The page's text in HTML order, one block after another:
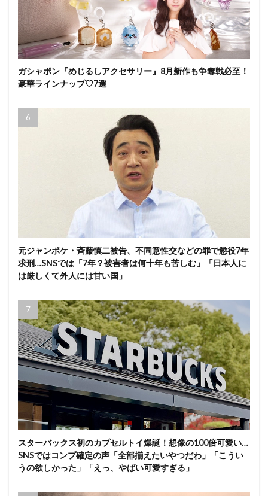
ガシャポン『めじるしアクセサリー』8月新作も争奪戦必至！
豪華ラインナップ♡7選
元ジャンポケ・斉藤慎二被告、不同意性交などの罪で懲役7年
求刑…SNSでは「7年？被害者は何十年も苦しむ」「日本人に
は厳しくて外人には甘い国」
スターバックス初のカプセルトイ爆誕！想像の100倍可愛い…
SNSではコンプ確定の声「全部揃えたいやつだわ」「こうい
うの欲しかった」「えっ、やばい可愛すぎる」